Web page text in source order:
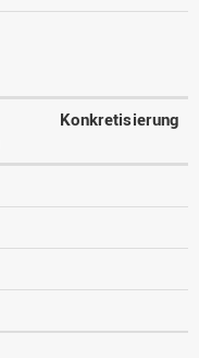
Konkretisierung